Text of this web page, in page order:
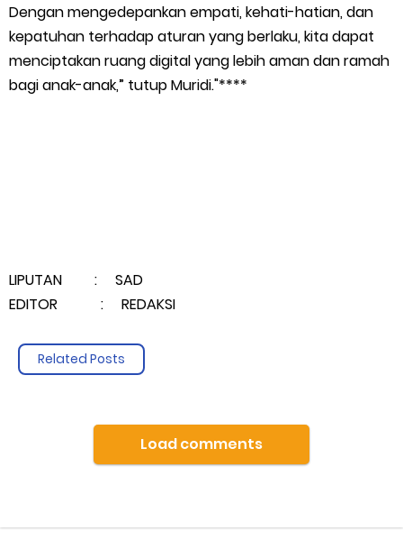
Dengan mengedepankan empati, kehati-hatian, dan
kepatuhan terhadap aturan yang berlaku, kita dapat
menciptakan ruang digital yang lebih aman dan ramah
bagi anak-anak,” tutup Muridi."****
LIPUTAN : SAD
EDITOR : REDAKSI
Related Posts
Load comments